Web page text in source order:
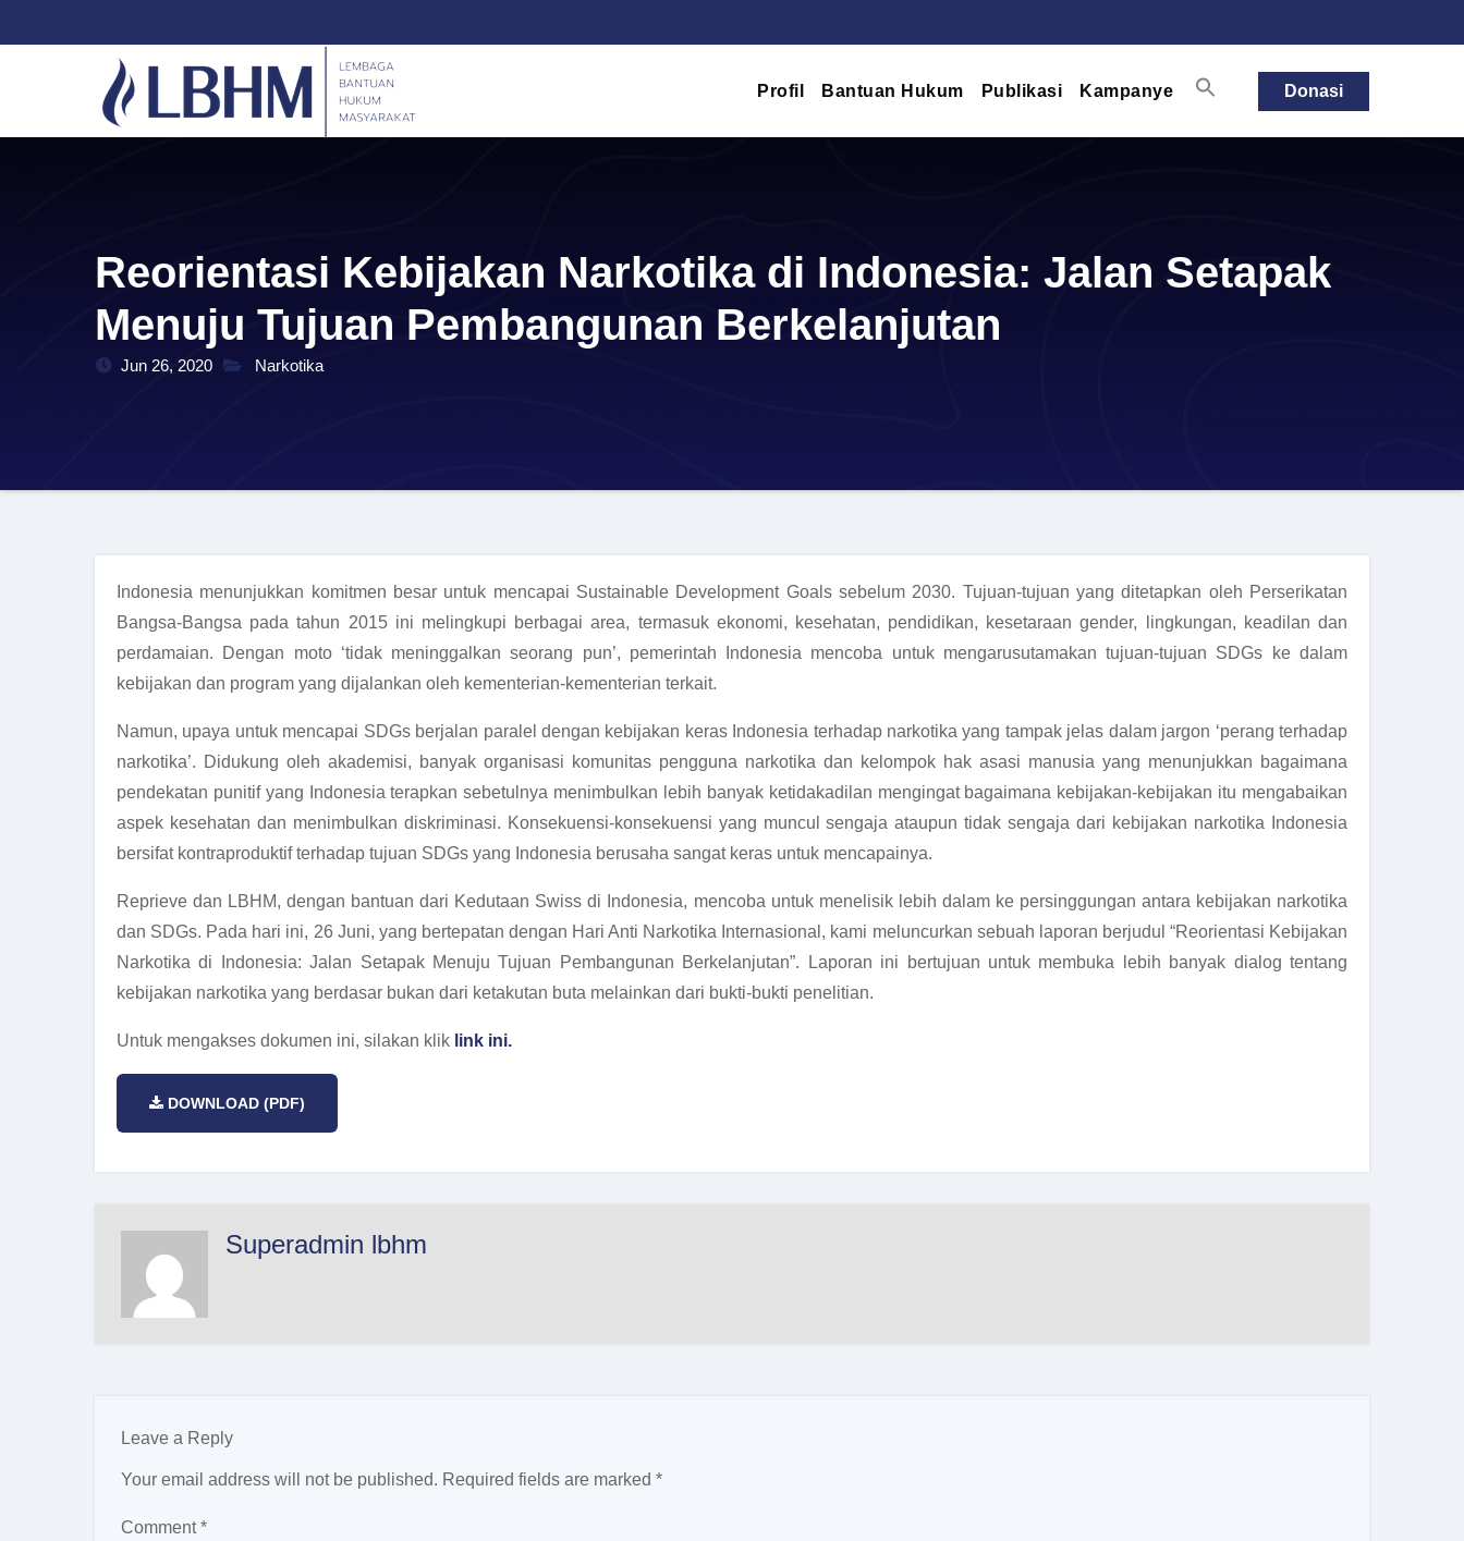
to
Profil
Bantuan Hukum Publikasi Kampanye Donasi
Reorientasi Kebijakan Narkotika di Indonesia: Jalan Setapak
Menuju Tujuan Pembangunan Berkelanjutan
Jun 26, 2020 Narkotika
Indonesia menunjukkan komitmen besar untuk mencapai Sustainable Development Goals sebelum 2030. Tujuan-tujuan yang ditetapkan oleh Perserikatan
Bangsa-Bangsa pada tahun 2015 ini melingkupi berbagai area, termasuk ekonomi, kesehatan, pendidikan, kesetaraan gender, lingkungan, keadilan dan
perdamaian. Dengan moto ‘tidak meninggalkan seorang pun’, pemerintah Indonesia mencoba untuk mengarusutamakan tujuan-tujuan SDGs ke dalam
kebijakan dan program yang dijalankan oleh kementerian-kementerian terkait.
Namun, upaya untuk mencapai SDGs berjalan paralel dengan kebijakan keras Indonesia terhadap narkotika yang tampak jelas dalam jargon ‘perang terhadap
narkotika’. Didukung oleh akademisi, banyak organisasi komunitas pengguna narkotika dan kelompok hak asasi manusia yang menunjukkan bagaimana
pendekatan punitif yang Indonesia terapkan sebetulnya menimbulkan lebih banyak ketidakadilan mengingat bagaimana kebijakan-kebijakan itu mengabaikan
aspek kesehatan dan menimbulkan diskriminasi. Konsekuensi-konsekuensi yang muncul sengaja ataupun tidak sengaja dari kebijakan narkotika Indonesia
bersifat kontraproduktif terhadap tujuan SDGs yang Indonesia berusaha sangat keras untuk mencapainya.
Reprieve dan LBHM, dengan bantuan dari Kedutaan Swiss di Indonesia, mencoba untuk menelisik lebih dalam ke persinggungan antara kebijakan narkotika
dan SDGs. Pada hari ini, 26 Juni, yang bertepatan dengan Hari Anti Narkotika Internasional, kami meluncurkan sebuah laporan berjudul “Reorientasi Kebijakan
Narkotika di Indonesia: Jalan Setapak Menuju Tujuan Pembangunan Berkelanjutan”. Laporan ini bertujuan untuk membuka lebih banyak dialog tentang
kebijakan narkotika yang berdasar bukan dari ketakutan buta melainkan dari bukti-bukti penelitian.
Untuk mengakses dokumen ini, silakan klik link ini.
DOWNLOAD (PDF)
Superadmin lbhm
Leave a Reply
Your email address will not be published. Required fields are marked *
Comment*